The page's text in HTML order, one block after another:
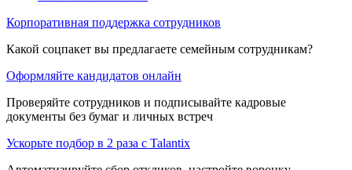
Корпоративная поддержка сотрудников
Какой соцпакет вы предлагаете семейным сотрудникам?
Оформляйте кандидатов онлайн
Проверяйте сотрудников и подписывайте кадровые
документы без бумаг и личных встреч
Ускорьте подбор в 2 раза с Talantix